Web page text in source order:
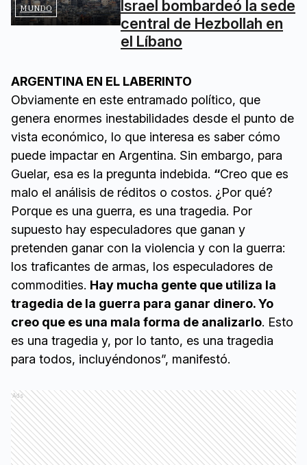
MUNDO
Israel bombardeó la sede
central de Hezbollah en
el Líbano
ARGENTINA EN EL LABERINTO
Obviamente en este entramado político, que
genera enormes inestabilidades desde el punto de
vista económico, lo que interesa es saber cómo
puede impactar en Argentina. Sin embargo, para
Guelar, esa es la pregunta indebida. “Creo que es
malo el análisis de réditos o costos. ¿Por qué?
Porque es una guerra, es una tragedia. Por
supuesto hay especuladores que ganan y
pretenden ganar con la violencia y con la guerra:
los traficantes de armas, los especuladores de
commodities. Hay mucha gente que utiliza la
tragedia de la guerra para ganar dinero. Yo
creo que es una mala forma de analizarlo. Esto
es una tragedia y, por lo tanto, es una tragedia
para todos, incluyéndonos”, manifestó.
Ads